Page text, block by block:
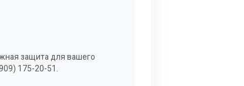
защита для вашего
175-20-51.